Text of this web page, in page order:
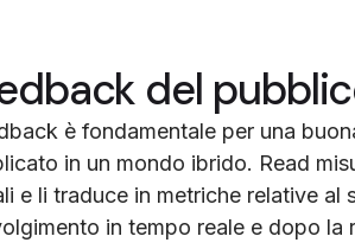
del
è fondamentale per una
in un mondo ibrido. Read
e li traduce in metriche relative al
in tempo reale e dopo la